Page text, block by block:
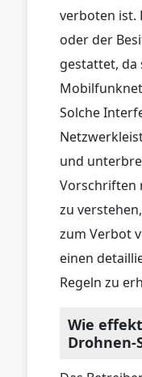
verboten ist.
oder der
gestattet, da
Solche
und
Vorschriften
zu
zum Verbot
einen
Regeln zu
Wie
Drohnen-